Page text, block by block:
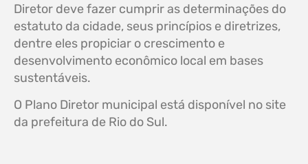
Diretor deve fazer cumprir as determinações do
estatuto da cidade, seus princípios e diretrizes,
dentre eles propiciar o crescimento e
desenvolvimento econômico local em bases
sustentáveis.
O Plano Diretor municipal está disponível no site
da prefeitura de Rio do Sul.